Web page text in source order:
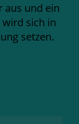
aus und ein
sich in
setzen.